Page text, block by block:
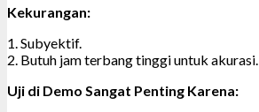
Kekurangan:
1. Subyektif.
2. Butuh jam terbang tinggi untuk akurasi.
Uji di Demo Sangat Penting Karena: